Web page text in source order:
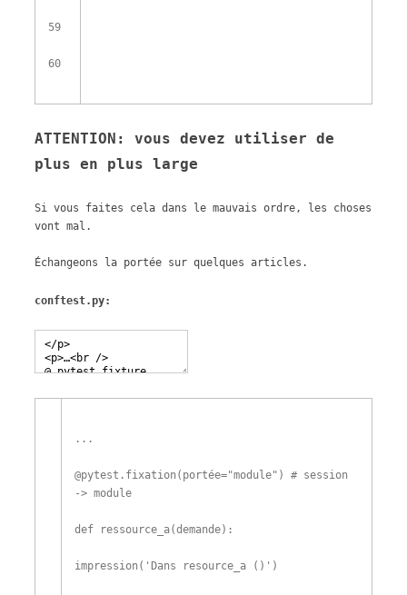
59
60
ATTENTION: vous devez utiliser de
plus en plus large
Si vous faites cela dans le mauvais ordre, les choses
vont mal.
Échangeons la portée sur quelques articles.
conftest.py:
. . .
@pytest . fixation ( portée="module" )
# session
-> module
def ressource_a(demande) :
impression ( 'Dans resource_a ()' )